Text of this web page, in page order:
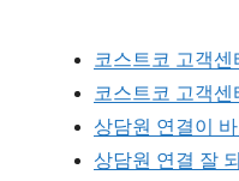
코스트코 고객센
코스트코 고객
상담원 연결이
상담원 연결 잘